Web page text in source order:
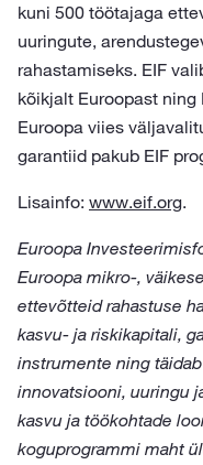
kuni 500 töötajaga
uuringute,
rahastamiseks. EIF
kõikjalt Euroopast
Euroopa viies
garantiid pakub EIF
Lisainfo: www.eif.org.
Euroopa
Euroopa mikro-,
ettevõtteid rahastuse
kasvu- ja riskikapitali,
instrumente ning
innovatsiooni, uuringu
kasvu ja töökohtade
koguprogrammi maht